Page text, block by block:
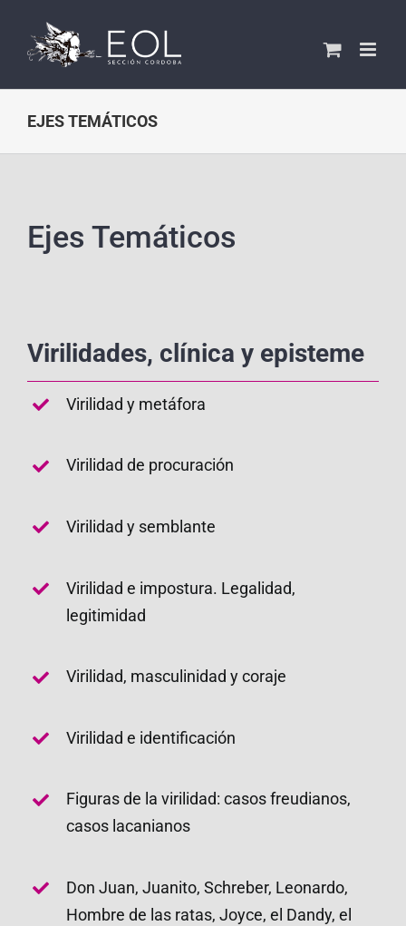
contenido
EJES TEMÁTICOS
Ejes Temáticos
Virilidades, clínica y episteme
Virilidad y metáfora
Virilidad de procuración
Virilidad y semblante
Virilidad e impostura. Legalidad,
legitimidad
Virilidad, masculinidad y coraje
Virilidad e identificación
Figuras de la virilidad: casos freudianos,
casos lacanianos
Don Juan, Juanito, Schreber, Leonardo,
Hombre de las ratas, Joyce, el Dandy, el